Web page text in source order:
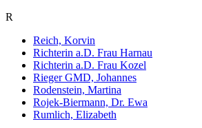
R
Reich, Korvin
Richterin a.D. Frau Harnau
Richterin a.D. Frau Kozel
Rieger GMD, Johannes
Rodenstein, Martina
Rojek-Biermann, Dr. Ewa
Rumlich, Elizabeth